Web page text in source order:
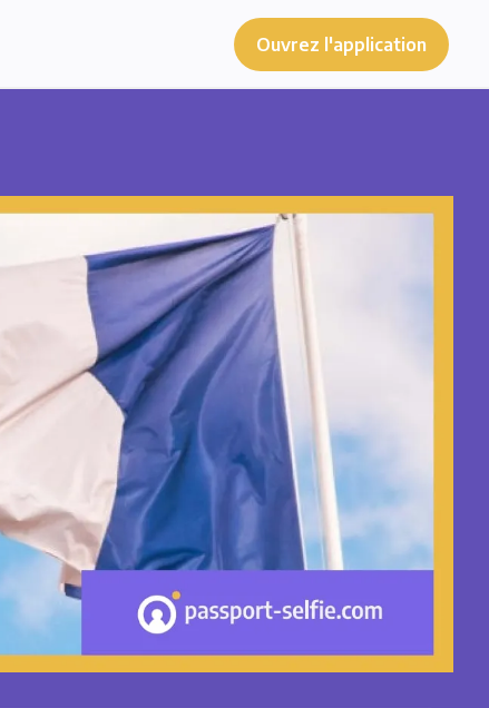
Ouvrez l'application